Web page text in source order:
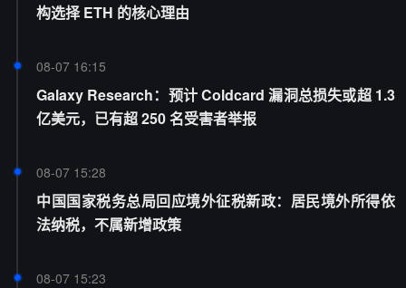
构选择 ETH 的核心理由
08-07 16:15
Galaxy Research：预计 Coldcard 漏洞总损失或超 1.3
亿美元，已有超 250 名受害者举报
08-07 15:28
中国国家税务总局回应境外征税新政：居民境外所得依
法纳税，不属新增政策
08-07 15:23